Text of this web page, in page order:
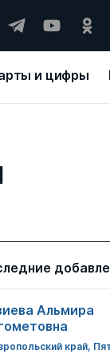
и цифры
Альмира
край,